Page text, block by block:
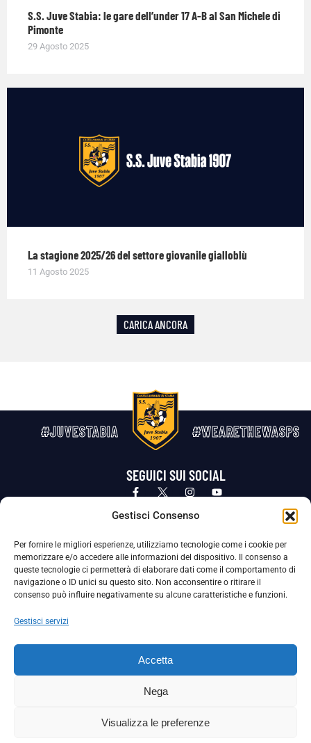
Gestisci Consenso
Per fornire le migliori esperienze, utilizziamo tecnologie come i cookie per
memorizzare e/o accedere alle informazioni del dispositivo. Il consenso a
queste tecnologie ci permetterà di elaborare dati come il comportamento di
navigazione o ID unici su questo sito. Non acconsentire o ritirare il
consenso può influire negativamente su alcune caratteristiche e funzioni.
Gestisci servizi
Accetta
Nega
Visualizza le preferenze
S.S. Juve Stabia: le gare dell’under 17 A-B al San Michele di
Pimonte
29 Agosto 2025
La stagione 2025/26 del settore giovanile gialloblù
11 Agosto 2025
CARICA ANCORA
#JUVESTABIA #WEARETHEWASPS
SEGUICI SUI SOCIAL
Privacy Policy Cookie Policy
La Società ha nominato il Responsabile della Protezione dei Dati Personali (DPO), figura specializzata che vigila sulle modalità
adottate dalla nostra Società per tutelare i Suoi dati personali.
Per contattare il DPO può scrivere a
La Società ha inoltre adottato un proprio Codice Etico, consultabile al seguente link:
Scarica il Codice Etico